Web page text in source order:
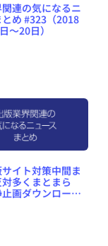
連の気になるニ
とめ #323（2018
～20日）
サイト対策中間ま
多くまとまら
画ダウンロード